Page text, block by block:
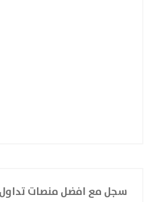
سجل مع افضل منصات تداول